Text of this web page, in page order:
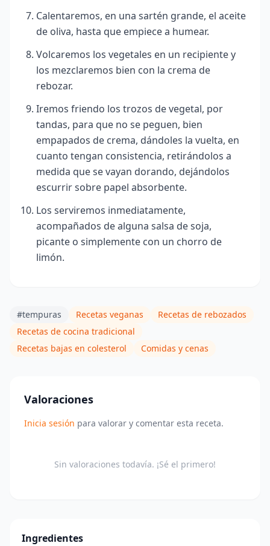
Calentaremos, en una sartén grande, el aceite
de oliva, hasta que empiece a humear.
Volcaremos los vegetales en un recipiente y
los mezclaremos bien con la crema de
rebozar.
Iremos friendo los trozos de vegetal, por
tandas, para que no se peguen, bien
empapados de crema, dándoles la vuelta, en
cuanto tengan consistencia, retirándolos a
medida que se vayan dorando, dejándolos
escurrir sobre papel absorbente.
Los serviremos inmediatamente,
acompañados de alguna salsa de soja,
picante o simplemente con un chorro de
limón.
#tempuras Recetas veganas
Recetas de rebozados
Recetas de cocina tradicional
Recetas bajas en colesterol
Comidas y cenas
Valoraciones
Inicia sesión para valorar y comentar esta receta.
Sin valoraciones todavía. ¡Sé el primero!
Ingredientes